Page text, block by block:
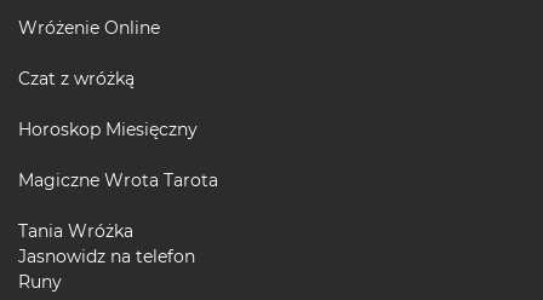
Wróżenie Online
Czat z wróżką
Horoskop Miesięczny
Magiczne Wrota Tarota
Tania Wróżka
Jasnowidz na telefon
Runy